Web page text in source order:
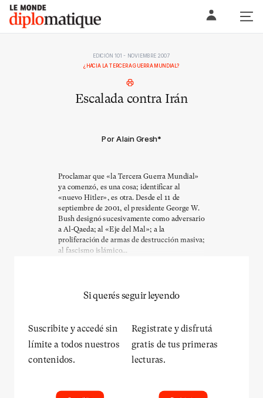
Skip
content
Le monde diplomatique
EDICIÓN 101 - NOVIEMBRE 2007
¿HACIA LA TERCERA GUERRA MUNDIAL?
Escalada contra Irán
Por Alain Gresh*
Proclamar que «la Tercera Guerra Mundial»
ya comenzó, es una cosa; identificar al
«nuevo Hitler», es otra. Desde el 11 de
septiembre de 2001, el presidente George W.
Bush designó sucesivamente como adversario
a Al-Qaeda; al «Eje del Mal»; a la
proliferación de armas de destrucción masiva;
al fascismo islámico...
Si querés seguir leyendo
Suscribite y accedé sin
límite a todos nuestros
contenidos.
Registrate y disfrutá
gratis de tus primeras
lecturas.